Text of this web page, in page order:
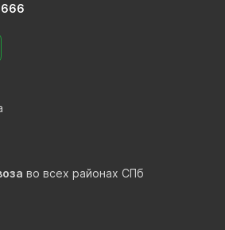
во всех районах СПб